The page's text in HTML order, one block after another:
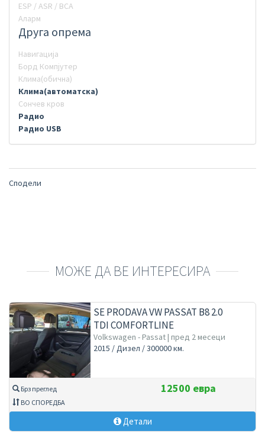
ESP / ASR / BCA
Аларм
Друга опрема
Навигација
Борд Компјутер
Клима(обична)
Клима(автоматска)
Сончев кров
Радио
Радио USB
Сподели
МОЖЕ ДА ВЕ ИНТЕРЕСИРА
SE PRODAVA VW PASSAT B8 2.0
TDI COMFORTLINE
BLUEMOTION – 2015 ?
Volkswagen - Passat | пред 2 месеци
2015 / Дизел / 300000 км.
Брз преглед
ВО СПОРЕДБА
12500 евра
Детали